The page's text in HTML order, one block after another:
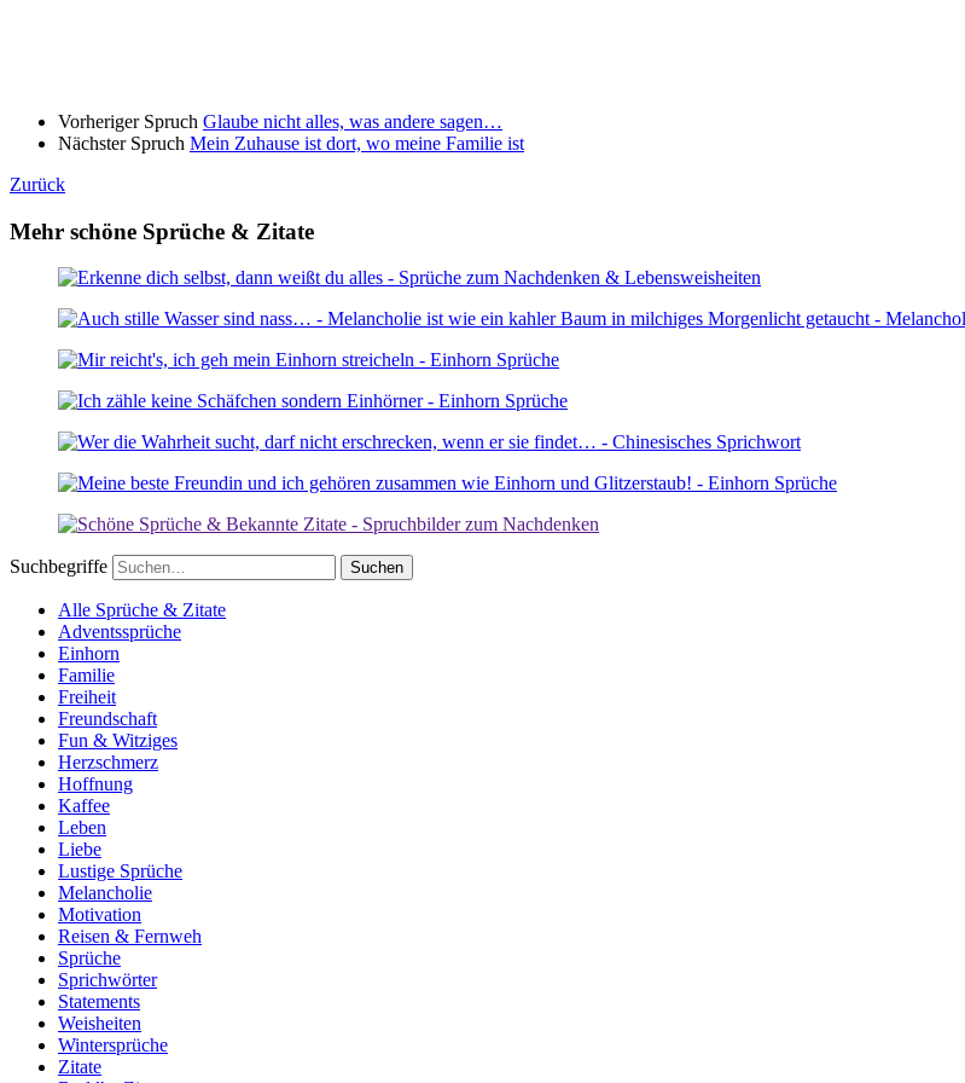
Vorheriger Spruch Glaube nicht alles, was andere sagen…
Nächster Spruch Mein Zuhause ist dort, wo meine Familie ist
Zurück
Mehr schöne Sprüche & Zitate
Suchbegriffe
Alle Sprüche & Zitate
Adventssprüche
Einhorn
Familie
Freiheit
Freundschaft
Fun & Witziges
Herzschmerz
Hoffnung
Kaffee
Leben
Liebe
Lustige Sprüche
Melancholie
Motivation
Reisen & Fernweh
Sprüche
Sprichwörter
Statements
Weisheiten
Wintersprüche
Zitate